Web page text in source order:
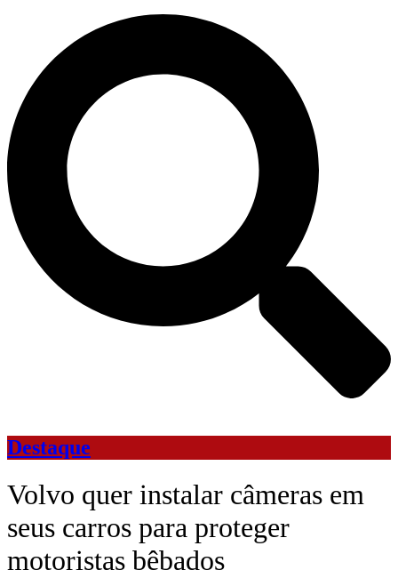
Destaque
Volvo quer instalar câmeras em
seus carros para proteger
motoristas bêbados